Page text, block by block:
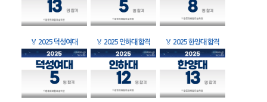
🏅 2025 덕성여대 🏅 2025 인하대 합격 🏅 2025 한양대 합격